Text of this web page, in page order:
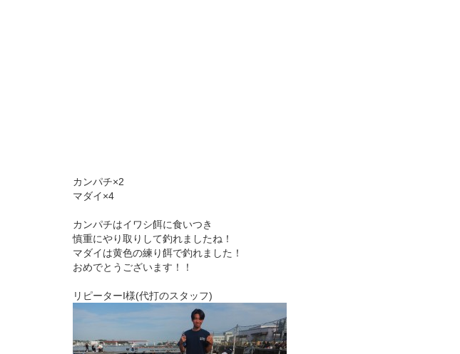
カンパチ×2
マダイ×4
カンパチはイワシ餌に食いつき
慎重にやり取りして釣れましたね！
マダイは黄色の練り餌で釣れました！
おめでとうございます！！
リピーターI様(代打のスタッフ)